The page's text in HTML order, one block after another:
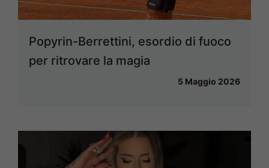
Popyrin-Berrettini, esordio di fuoco
per ritrovare la magia
5 Maggio 2026